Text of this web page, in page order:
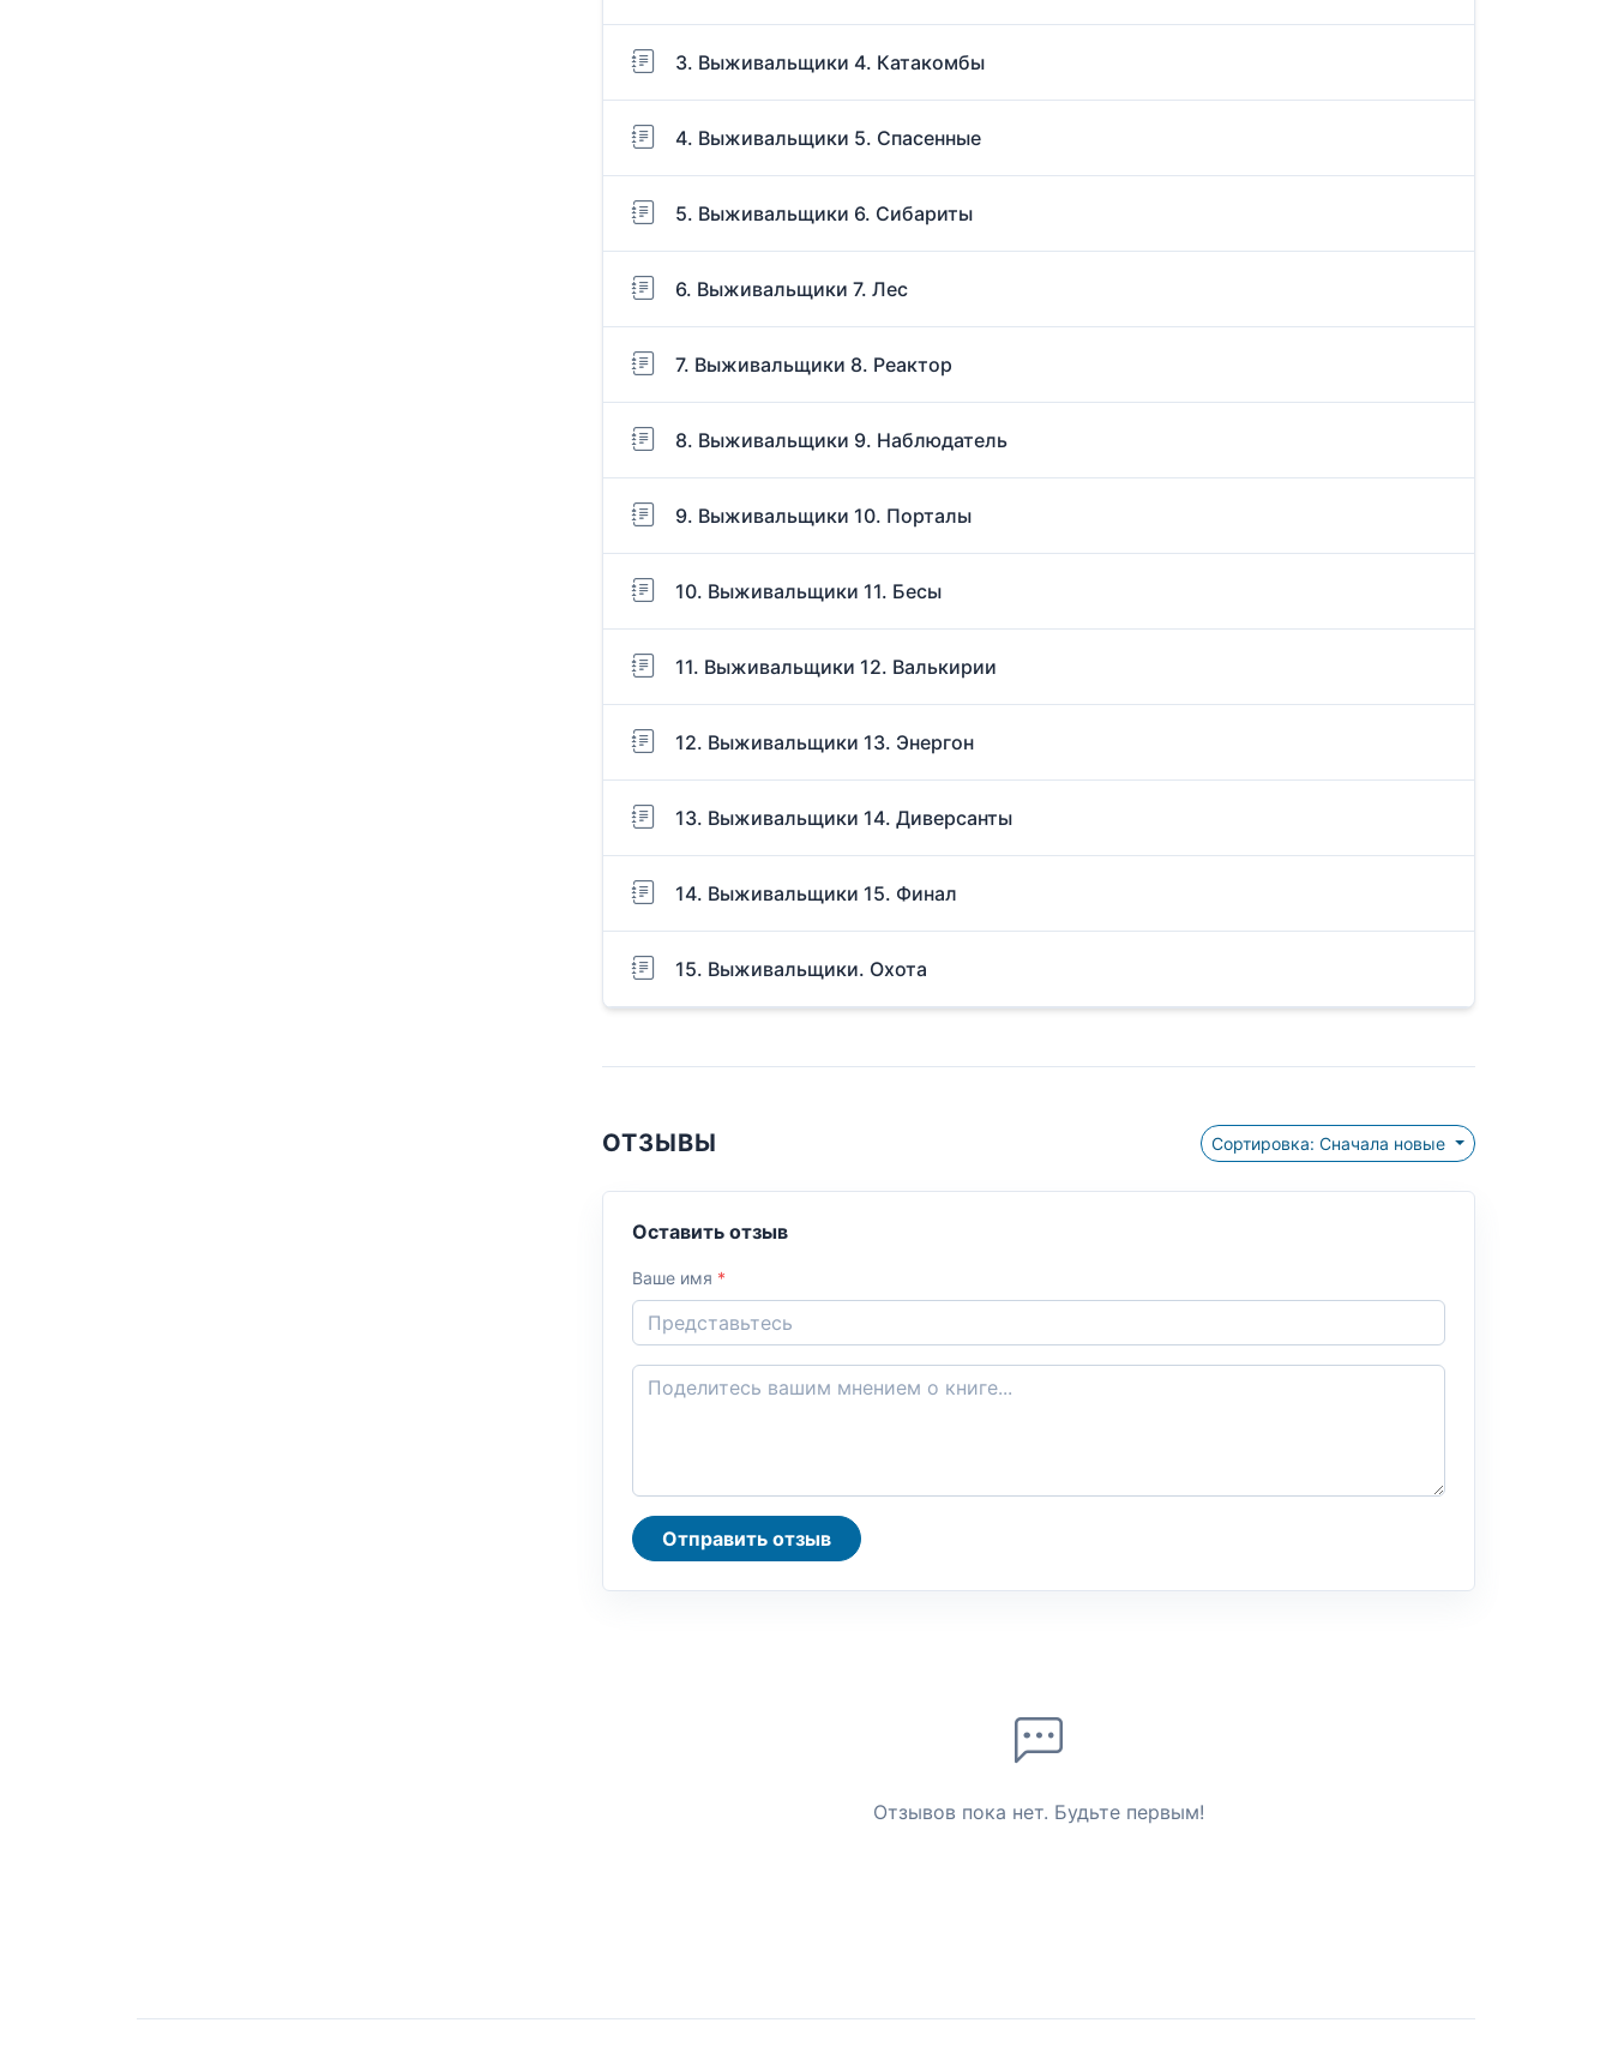
3. Выживальщики 4. Катакомбы
4. Выживальщики 5. Спасенные
5. Выживальщики 6. Сибариты
6. Выживальщики 7. Лес
7. Выживальщики 8. Реактор
8. Выживальщики 9. Наблюдатель
9. Выживальщики 10. Порталы
10. Выживальщики 11. Бесы
11. Выживальщики 12. Валькирии
12. Выживальщики 13. Энергон
13. Выживальщики 14. Диверсанты
14. Выживальщики 15. Финал
15. Выживальщики. Охота
ОТЗЫВЫ Сортировка: Сначала новые
Оставить отзыв
Ваше имя *
Отправить отзыв
Отзывов пока нет. Будьте первым!